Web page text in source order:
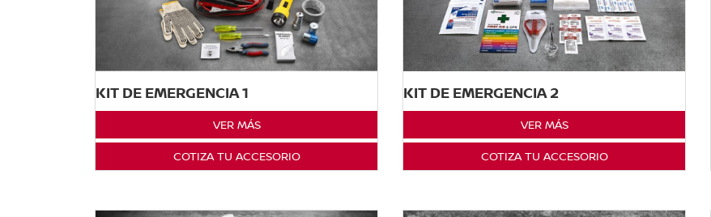
KIT DE EMERGENCIA 1
VER MÁS
COTIZA TU ACCESORIO
KIT DE EMERGENCIA 2
VER MÁS
COTIZA TU ACCESORIO